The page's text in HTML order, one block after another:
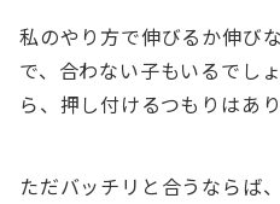
私のやり方で伸びるか伸び
で、合わない子もいるでし
ら、押し付けるつもりはあり
ただバッチリと合うならば